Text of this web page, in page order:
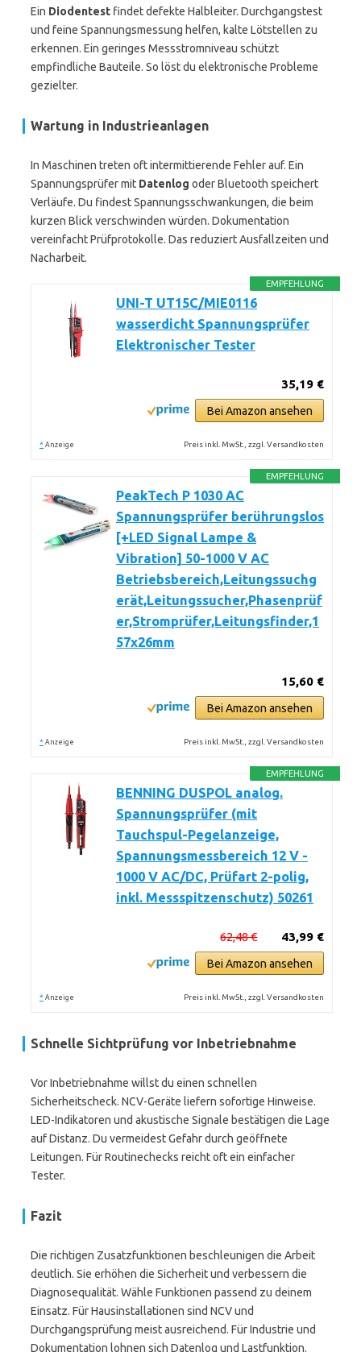
Ein Diodentest findet defekte Halbleiter. Durchgangstest
und feine Spannungsmessung helfen, kalte Lötstellen zu
erkennen. Ein geringes Messstromniveau schützt
empfindliche Bauteile. So löst du elektronische Probleme
gezielter.
Wartung in Industrieanlagen
In Maschinen treten oft intermittierende Fehler auf. Ein
Spannungsprüfer mit Datenlog oder Bluetooth speichert
Verläufe. Du findest Spannungsschwankungen, die beim
kurzen Blick verschwinden würden. Dokumentation
vereinfacht Prüfprotokolle. Das reduziert Ausfallzeiten und
Nacharbeit.
EMPFEHLUNG
UNI-T UT15C/MIE0116
wasserdicht Spannungsprüfer
Elektronischer Tester
35,19 €
Bei Amazon ansehen
* Anzeige Preis inkl. MwSt., zzgl. Versandkosten
EMPFEHLUNG
PeakTech P 1030 AC
Spannungsprüfer berührungslos
[+LED Signal Lampe &
Vibration] 50-1000 V AC
Betriebsbereich,Leitungssuchg
erät,Leitungssucher,Phasenprüf
er,Stromprüfer,Leitungsfinder,1
57x26mm
15,60 €
Bei Amazon ansehen
* Anzeige Preis inkl. MwSt., zzgl. Versandkosten
EMPFEHLUNG
BENNING DUSPOL analog.
Spannungsprüfer (mit
Tauchspul-Pegelanzeige,
Spannungsmessbereich 12 V -
1000 V AC/DC, Prüfart 2-polig,
inkl. Messspitzenschutz) 50261
43,99 €
62,48 €
Bei Amazon ansehen
* Anzeige Preis inkl. MwSt., zzgl. Versandkosten
Schnelle Sichtprüfung vor Inbetriebnahme
Vor Inbetriebnahme willst du einen schnellen
Sicherheitscheck. NCV-Geräte liefern sofortige Hinweise.
LED-Indikatoren und akustische Signale bestätigen die Lage
auf Distanz. Du vermeidest Gefahr durch geöffnete
Leitungen. Für Routinechecks reicht oft ein einfacher
Tester.
Fazit
Die richtigen Zusatzfunktionen beschleunigen die Arbeit
deutlich. Sie erhöhen die Sicherheit und verbessern die
Diagnosequalität. Wähle Funktionen passend zu deinem
Einsatz. Für Hausinstallationen sind NCV und
Durchgangsprüfung meist ausreichend. Für Industrie und
Dokumentation lohnen sich Datenlog und Lastfunktion.